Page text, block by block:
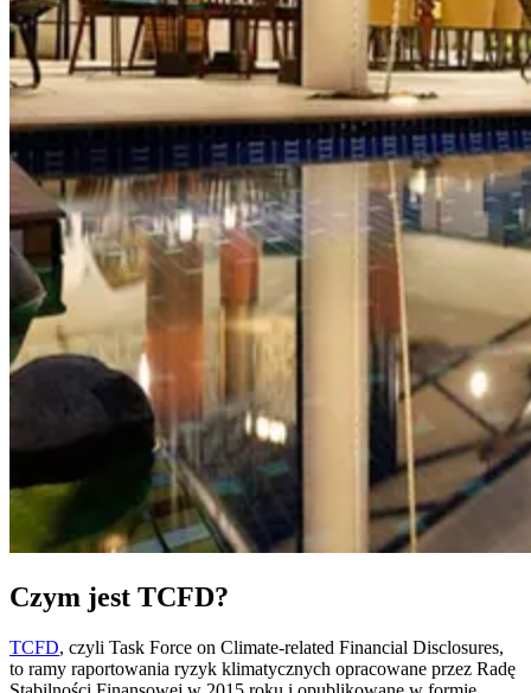
Czym jest TCFD?
TCFD, czyli Task Force on Climate-related Financial Disclosures,
to ramy raportowania ryzyk klimatycznych opracowane przez Radę